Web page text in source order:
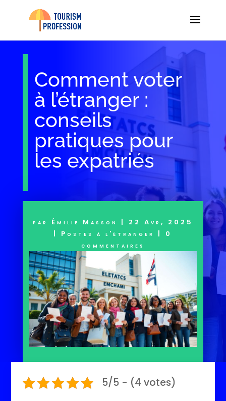
Comment voter
à l’étranger :
conseils
pratiques pour
les expatriés
par Émilie Masson | 22 Avr, 2025
| Postes à l'étranger | 0
commentaires
5/5 - (4 votes)